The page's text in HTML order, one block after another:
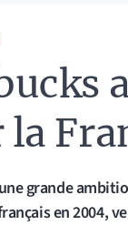
grande
en 2004,